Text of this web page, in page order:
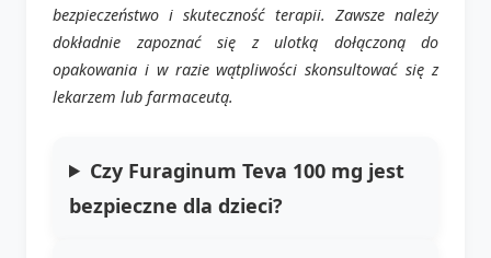
bezpieczeństwo i skuteczność terapii. Zawsze należy
dokładnie zapoznać się z ulotką dołączoną do
opakowania i w razie wątpliwości skonsultować się z
lekarzem lub farmaceutą.
Czy Furaginum Teva 100 mg jest
bezpieczne dla dzieci?